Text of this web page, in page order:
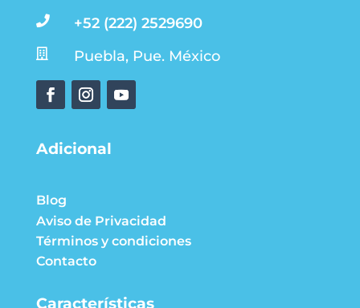
 +52 (222) 2529690
 Puebla, Pue. México
Adicional
Blog
Aviso de Privacidad
Términos y condiciones
Contacto
Características